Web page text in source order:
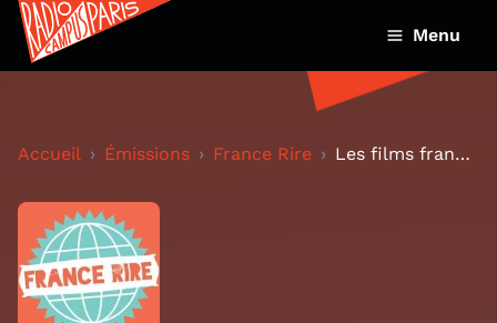
Menu
Accueil Émissions France Rire Les films français racistes des années 80 : Cousco...